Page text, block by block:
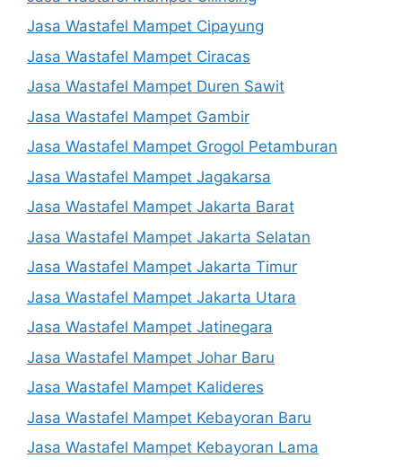
Jasa Wastafel Mampet Cipayung
Jasa Wastafel Mampet Ciracas
Jasa Wastafel Mampet Duren Sawit
Jasa Wastafel Mampet Gambir
Jasa Wastafel Mampet Grogol Petamburan
Jasa Wastafel Mampet Jagakarsa
Jasa Wastafel Mampet Jakarta Barat
Jasa Wastafel Mampet Jakarta Selatan
Jasa Wastafel Mampet Jakarta Timur
Jasa Wastafel Mampet Jakarta Utara
Jasa Wastafel Mampet Jatinegara
Jasa Wastafel Mampet Johar Baru
Jasa Wastafel Mampet Kalideres
Jasa Wastafel Mampet Kebayoran Baru
Jasa Wastafel Mampet Kebayoran Lama